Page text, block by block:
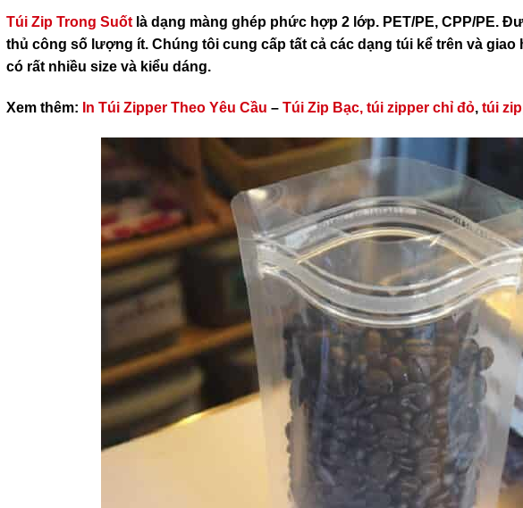
Túi Zip Trong Suốt là dạng màng ghép phức hợp 2 lớp. PET/PE, CPP/PE.
thủ công số lượng ít. Chúng tôi cung cấp tất cả các dạng túi kể trên và
có rất nhiều size và kiểu dáng.
Xem thêm: In Túi Zipper Theo Yêu Cầu –Túi Zip Bạc, túi zipper chỉ đỏ,túi